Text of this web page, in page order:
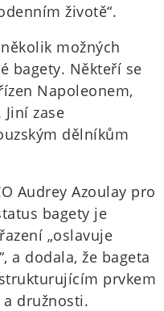
životě“.
možných
bagety. Někteří se
Napoleonem,
zase
dělníkům
Audrey Azoulay pro
bagety je
„oslavuje
a dodala, že bageta
prvkem
družnosti.